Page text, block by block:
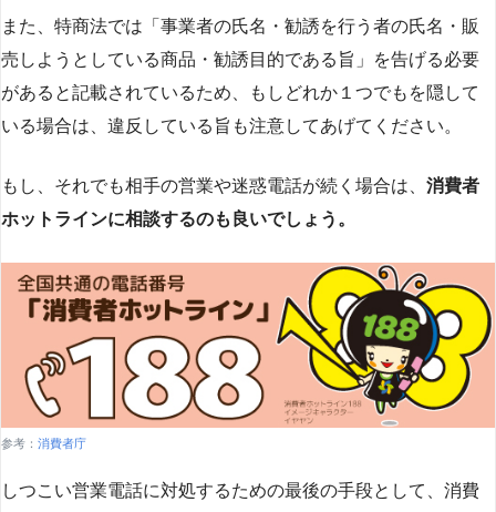
また、特商法では「事業者の氏名・勧誘を行う者の氏名・販
売しようとしている商品・勧誘目的である旨」を告げる必要
があると記載されているため、もしどれか１つでもを隠して
いる場合は、違反している旨も注意してあげてください。
もし、それでも相手の営業や迷惑電話が続く場合は、 消費者
ホットラインに相談するのも良いでしょう。
参考： 消費者庁
しつこい営業電話に対処するための最後の手段として、消費